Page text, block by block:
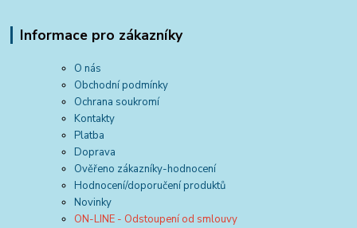
Informace pro zákazníky
O nás
Obchodní podmínky
Ochrana soukromí
Kontakty
Platba
Doprava
Ověřeno zákazníky-hodnocení
Hodnocení/doporučení produktů
Novinky
ON-LINE - Odstoupení od smlouvy